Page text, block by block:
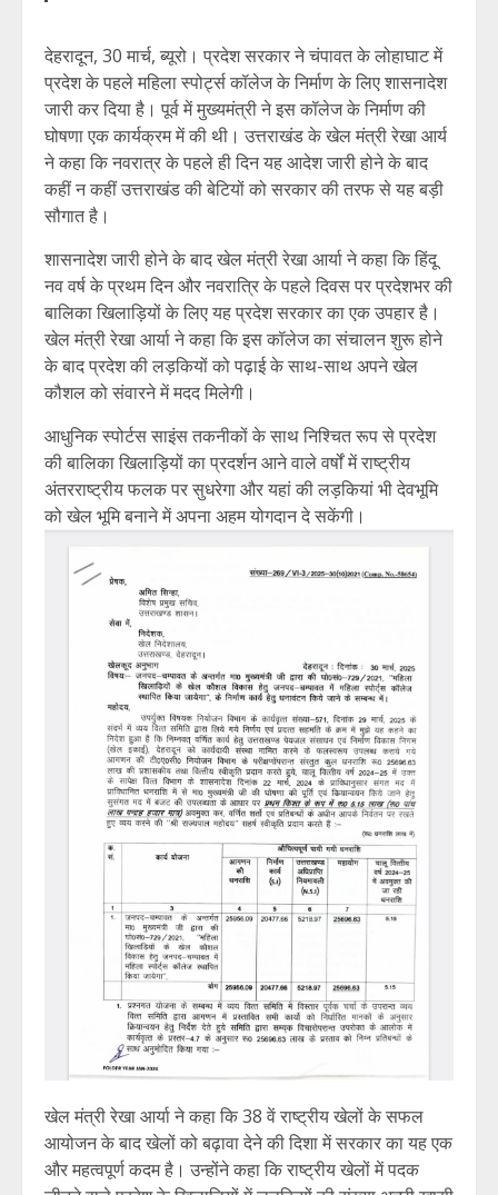
देहरादून, 30 मार्च, ब्यूरो। प्रदेश सरकार ने चंपावत के लोहाघाट में
प्रदेश के पहले महिला स्पोर्ट्स कॉलेज के निर्माण के लिए शासनादेश
जारी कर दिया है। पूर्व में मुख्यमंत्री ने इस कॉलेज के निर्माण की
घोषणा एक कार्यक्रम में की थी। उत्तराखंड के खेल मंत्री रेखा आर्य
ने कहा कि नवरात्र के पहले ही दिन यह आदेश जारी होने के बाद
कहीं न कहीं उत्तराखंड की बेटियों को सरकार की तरफ से यह बड़ी
सौगात है।
शासनादेश जारी होने के बाद खेल मंत्री रेखा आर्या ने कहा कि हिंदू
नव वर्ष के प्रथम दिन और नवरात्रि के पहले दिवस पर प्रदेशभर की
बालिका खिलाड़ियों के लिए यह प्रदेश सरकार का एक उपहार है।
खेल मंत्री रेखा आर्या ने कहा कि इस कॉलेज का संचालन शुरू होने
के बाद प्रदेश की लड़कियों को पढ़ाई के साथ-साथ अपने खेल
कौशल को संवारने में मदद मिलेगी।
आधुनिक स्पोर्टस साइंस तकनीकों के साथ निश्चित रूप से प्रदेश
की बालिका खिलाड़ियों का प्रदर्शन आने वाले वर्षों में राष्ट्रीय
अंतरराष्ट्रीय फलक पर सुधरेगा और यहां की लड़कियां भी देवभूमि
को खेल भूमि बनाने में अपना अहम योगदान दे सकेंगी।
खेल मंत्री रेखा आर्या ने कहा कि 38 वें राष्ट्रीय खेलों के सफल
आयोजन के बाद खेलों को बढ़ावा देने की दिशा में सरकार का यह एक
और महत्वपूर्ण कदम है। उन्होंने कहा कि राष्ट्रीय खेलों में पदक